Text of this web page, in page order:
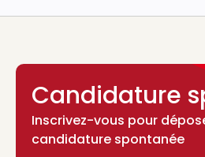
Candidature
Inscrivez-vous pour
candidature spontanée